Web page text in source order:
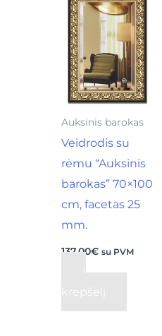
Auksinis barokas
Veidrodis su
rėmu “Auksinis
barokas” 70×100
cm, facetas 25
mm.
137,00€ su PVM
Į
krepšelį